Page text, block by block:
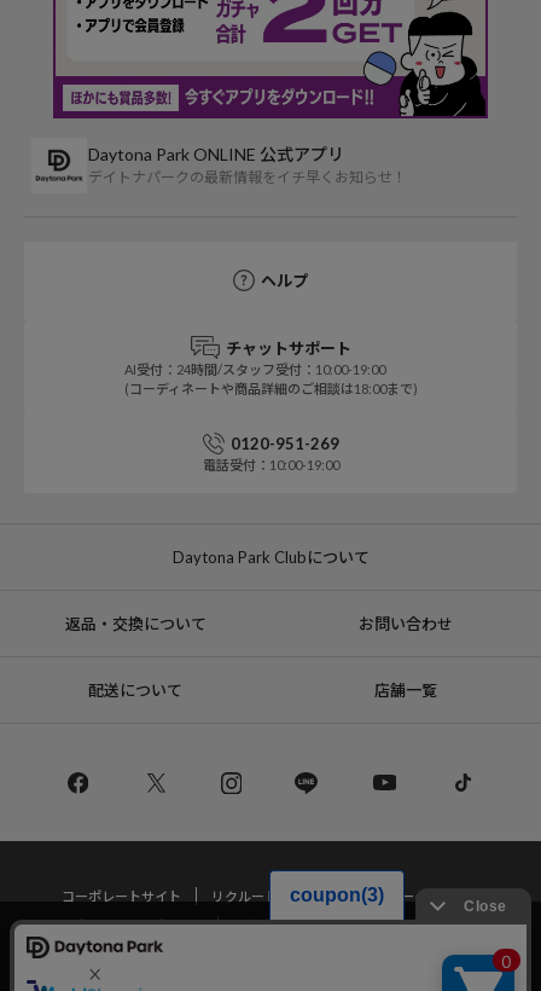
Daytona Park ONLINE 公式アプリ
デイトナパークの最新情報をイチ早くお知らせ！
ヘルプ
チャットサポート
AI受付：24時間/スタッフ受付：10:00-19:00
(コーディネートや商品詳細のご相談は18:00まで)
0120-951-269
電話受付：10:00-19:00
Daytona Park Clubについて
返品・交換について お問い合わせ
配送について 店舗一覧
コーポレートサイト リクルート
サステナブルマークについて
プライバシーポリシー
特定商取引法・古物営業法に基づく表記
当サイトでは利用体験の向上およびコンテンツの最適な提供、トラフィック
の分析を目的としてCookieを使用しています。